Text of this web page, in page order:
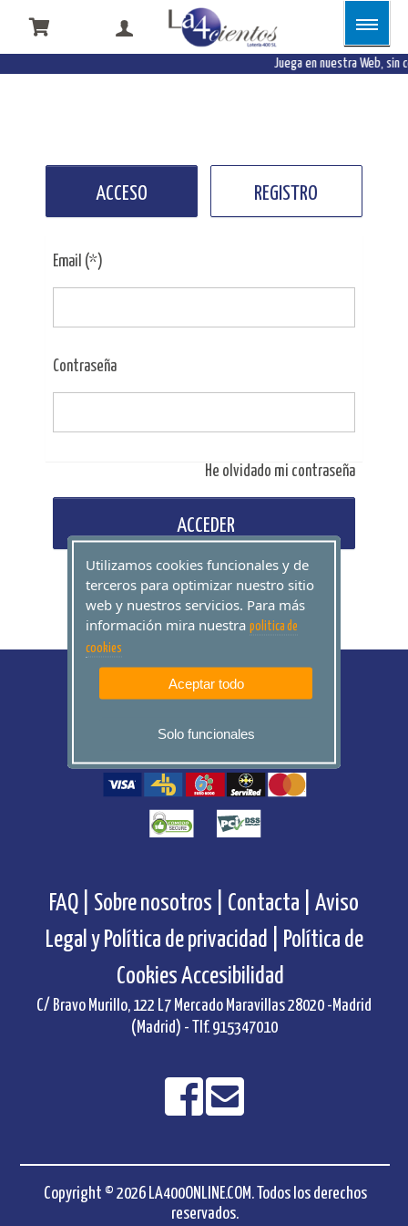
Juega en nuestra Web, sin
ACCESO REGISTRO
Email (*)
Contraseña
He olvidado mi contraseña
ACCEDER
FAQ | Sobre nosotros | Contacta |
Aviso
Legal y Política de privacidad |
Política de
CookiesAccesibilidad
C/ Bravo Murillo, 122 L7 Mercado Maravillas 28020 -Madrid
(Madrid) - Tlf. 915347010
Copyright © 2026 LA400ONLINE.COM. Todos los derechos
reservados.
Utilizamos cookies funcionales y de
terceros para optimizar nuestro sitio
web y nuestros servicios. Para más
información mira nuestra politica de
cookies
Aceptar todo
Solo funcionales